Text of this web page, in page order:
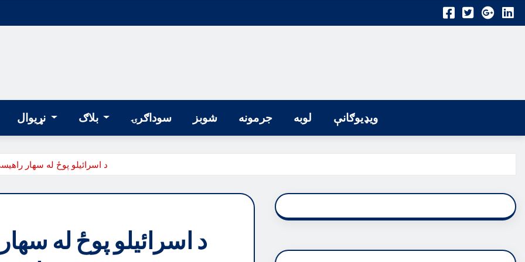
بلاګ سوداګرۍ شوبز جرمونه لوبه ویډیوګانې
د اسرائیلو پوځ له سهار
د اسرائیلو پوځ له